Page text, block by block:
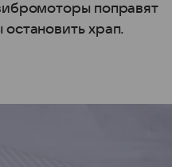
поправят
храп.